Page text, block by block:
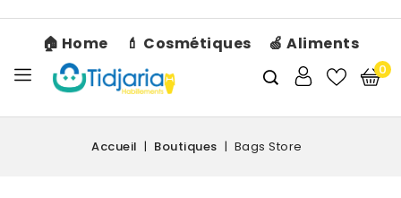
🏠 Home 💄 Cosmétiques 🍏 Aliments
0
Accueil Boutiques Bags Store